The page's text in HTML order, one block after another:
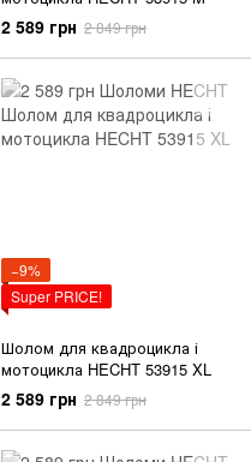
2 589 грн 2 849 грн
−9%
Super PRICE!
Шолом для квадроцикла і
мотоцикла HECHT 53915 XL
2 589 грн 2 849 грн